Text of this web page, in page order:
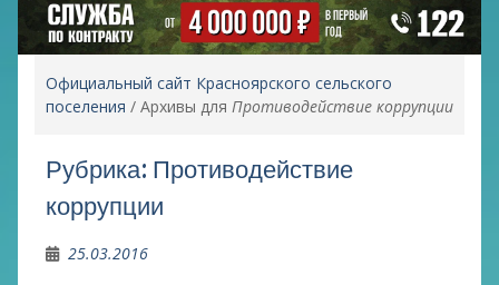
Официальный сайт Красноярского сельского
поселения / Архивы для Противодействие коррупции
Рубрика: Противодействие
коррупции
25.03.2016